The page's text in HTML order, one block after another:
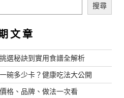
搜尋
文章
選秘訣到實用食譜全解析
碗多少卡？健康吃法大公開
格、品牌、做法一次看